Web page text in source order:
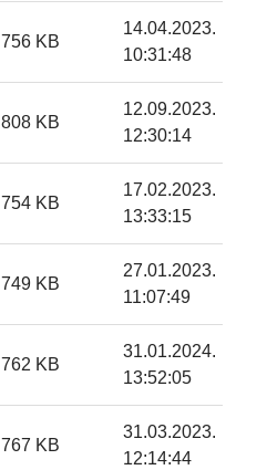
756 KB
14.04.2023.
10:31:48
808 KB
12.09.2023.
12:30:14
754 KB
17.02.2023.
13:33:15
749 KB
27.01.2023.
11:07:49
762 KB
31.01.2024.
13:52:05
767 KB
31.03.2023.
12:14:44